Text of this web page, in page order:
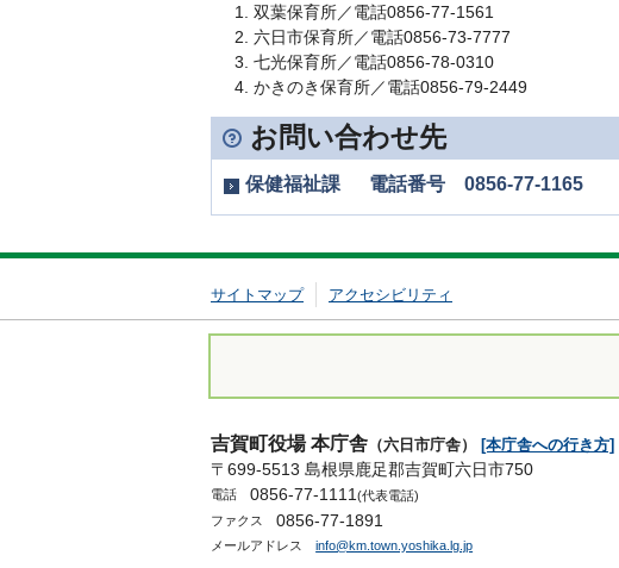
双葉保育所／電話0856-77-1561
六日市保育所／電話0856-73-7777
七光保育所／電話0856-78-0310
かきのき保育所／電話0856-79-2449
お問い合わせ先
保健福祉課 電話番号 0856-77-1165
サイトマップ アクセシビリティ
吉賀町役場 本庁舎 （六日市庁舎） [本庁舎への行き方]
〒699-5513 島根県鹿足郡吉賀町六日市750
電話 0856-77-1111(代表電話)
ファクス
0856-77-1891
メールアドレス info@km.town.yoshika.lg.jp